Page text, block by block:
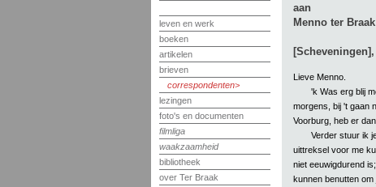
leven en werk
boeken
artikelen
brieven
correspondenten
lezingen
foto's en documenten
filmliga
waakzaamheid
bibliotheek
over Ter Braak
aan
Menno ter
Lieve Menno.
'k Was erg blij
morgens, bij 't gaan
Voorburg, heb er
Verder stuur ik
uittreksel voor me
niet eeuwigdurend
kunnen benutten